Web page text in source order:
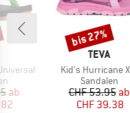
Preis
ab
MARKE
TEVA
Artikel
Kid's Hurricane
Sandalen
Preis
CHF 53.95 ab
CHF 39.38
Rabatt
bis 27%